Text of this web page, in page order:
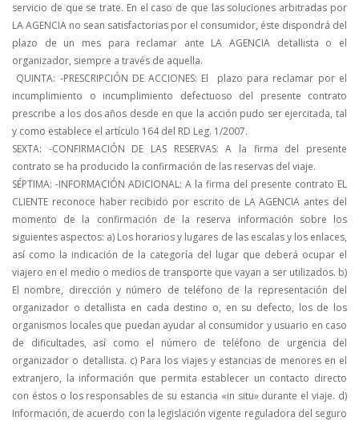
servicio de que se trate. En el caso de que las soluciones arbitradas por
LA AGENCIA no sean satisfactorias por el consumidor, éste dispondrá del
plazo de un mes para reclamar ante LA AGENCIA detallista o el
organizador, siempre a través de aquella.
QUINTA: -PRESCRIPCIÓN DE ACCIONES: El plazo para reclamar por el
incumplimiento o incumplimiento defectuoso del presente contrato
prescribe a los dos años desde en que la acción pudo ser ejercitada, tal
y como establece el artículo 164 del RD Leg. 1/2007.
SEXTA: -CONFIRMACIÓN DE LAS RESERVAS: A la firma del presente
contrato se ha producido la confirmación de las reservas del viaje.
SÉPTIMA: -INFORMACIÓN ADICIONAL: A la firma del presente contrato EL
CLIENTE reconoce haber recibido por escrito de LA AGENCIA antes del
momento de la confirmación de la reserva información sobre los
siguientes aspectos: a) Los horarios y lugares de las escalas y los enlaces,
así como la indicación de la categoría del lugar que deberá ocupar el
viajero en el medio o medios de transporte que vayan a ser utilizados. b)
El nombre, dirección y número de teléfono de la representación del
organizador o detallista en cada destino o, en su defecto, los de los
organismos locales que puedan ayudar al consumidor y usuario en caso
de dificultades, así como el número de teléfono de urgencia del
organizador o detallista. c) Para los viajes y estancias de menores en el
extranjero, la información que permita establecer un contacto directo
con éstos o los responsables de su estancia «in situ» durante el viaje. d)
Información, de acuerdo con la legislación vigente reguladora del seguro